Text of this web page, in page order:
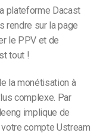
plateforme Dacast
sur la page
le PPV et de
tout !
la monétisation à
complexe. Par
implique de
compte Ustream